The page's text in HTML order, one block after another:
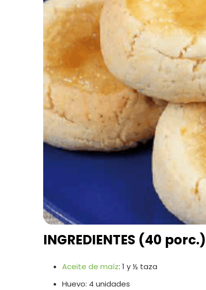
INGREDIENTES (40 porc.)
Aceite de maíz: 1 y ½ taza
Huevo: 4 unidades